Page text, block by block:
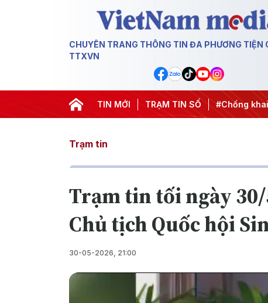
CHUYÊN TRANG THÔNG TIN ĐA PHƯƠNG TIỆN
TTXVN
TIN MỚI TRẠM TIN SỐ
#Chiến dịch 500 ngày đêm #Chống khai thác IUU
Trạm tin
Trạm tin tối ngày
Chủ tịch Quốc hội
30-05-2026, 21:00